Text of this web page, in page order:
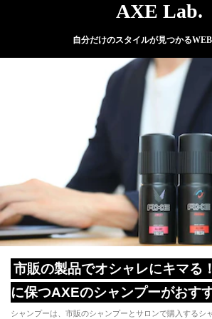
AXE Lab.
自分だけのスタイルが見つかる
市販の製品でオシャレにキマる
に保つAXEのシャンプーがおす
シャンプーは、市販のシャンプーとサロンで購入するシ